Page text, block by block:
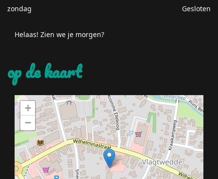
zondag
Gesloten
Helaas! Zien we je morgen?
op de kaart
+
−